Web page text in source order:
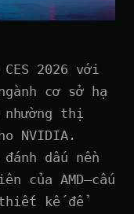
2026 với
cơ sở hạ
nhường thị
NVIDIA.
dấu nền
của AMD—cấu
kế để